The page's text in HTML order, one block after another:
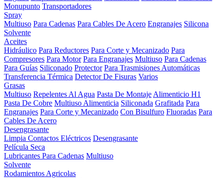
Monupunto Transportadores
Spray
Multiuso Para Cadenas Para Cables De Acero Engranajes Silicona
Solvente
Aceites
Hidráulico Para Reductores Para Corte y Mecanizado Para
Compresores Para Motor Para Engranajes Multiuso Para Cadenas
Para Guías Siliconado Protector Para Trasmisiones Automáticas
Transferencia Térmica Detector De Fisuras Varios
Grasas
Multiuso Repelentes Al Agua Pasta De Montaje Alimenticio H1
Pasta De Cobre Multiuso Alimenticia Siliconada Grafitada Para
Engranajes Para Corte y Mecanizado Con Bisulfuro Fluoradas Para
Cables De Acero
Desengrasante
Limpia Contactos Eléctricos Desengrasante
Película Seca
Lubricantes Para Cadenas Multiuso
Solvente
Rodamientos Agricolas